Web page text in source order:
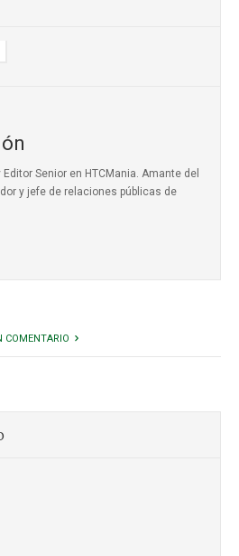
Senior en HTCMania. Amante del
y jefe de relaciones públicas de
COMENTARIO